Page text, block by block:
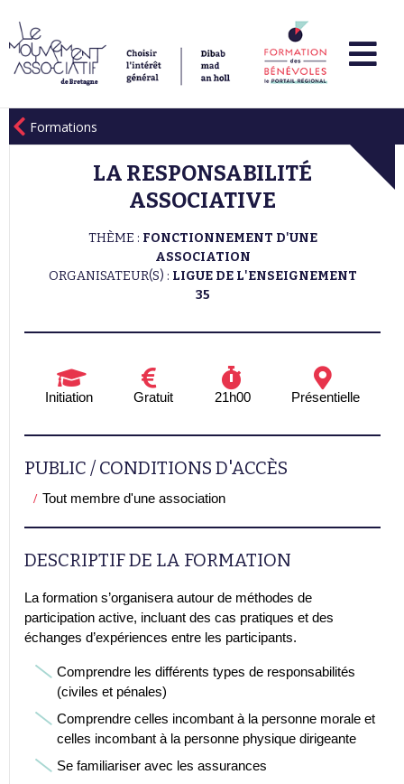
Formations
LA RESPONSABILITÉ
ASSOCIATIVE
THÈME : FONCTIONNEMENT D'UNE
ASSOCIATION
ORGANISATEUR(S) : LIGUE DE L'ENSEIGNEMENT
35
Initiation Gratuit 21h00 Présentielle
PUBLIC / CONDITIONS D'ACCÈS
Tout membre d'une association
DESCRIPTIF DE LA FORMATION
La formation s’organisera autour de méthodes de
participation active, incluant des cas pratiques et des
échanges d’expériences entre les participants.
Comprendre les différents types de responsabilités
(civiles et pénales)
Comprendre celles incombant à la personne morale et
celles incombant à la personne physique dirigeante
Se familiariser avec les assurances